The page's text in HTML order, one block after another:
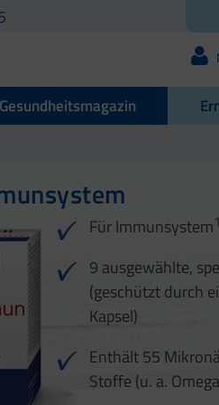
Gesundheitsmagazin
Für Immunsystem1
9 ausgewählte,
(geschützt durch
Kapsel)
Enthält 55
Stoffe (u. a.
und Nägel
1 2
Darmflora
3